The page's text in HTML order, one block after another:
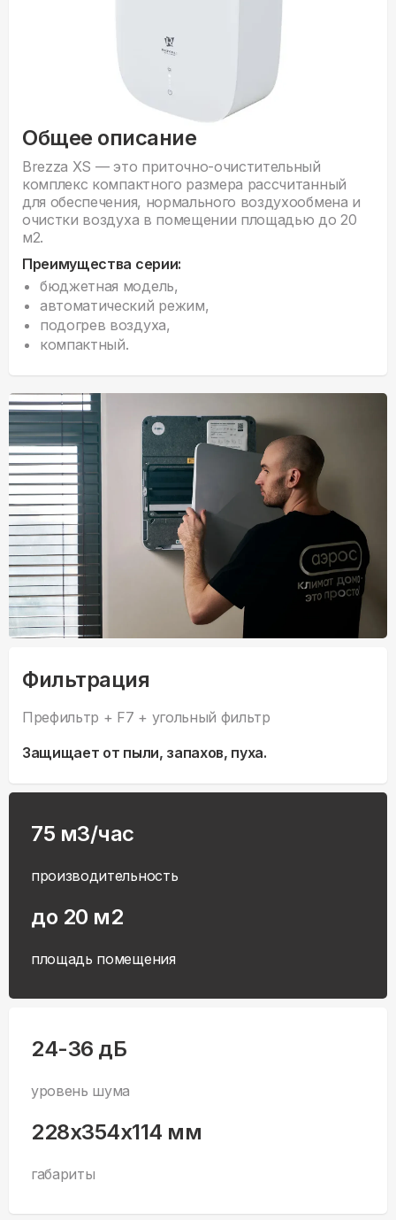
Общее описание
Brezza XS — это приточно-очистительный
комплекс компактного размера рассчитанный
для обеспечения, нормального воздухообмена и
очистки воздуха в помещении площадью до 20
м2.
Преимущества серии:
бюджетная модель,
автоматический режим,
подогрев воздуха,
компактный.
Фильтрация
Префильтр + F7 + угольный фильтр
Защищает от пыли, запахов, пуха.
75 м3/час
производительность
до 20 м2
площадь помещения
24-36 дБ
уровень шума
228x354x114 мм
габариты